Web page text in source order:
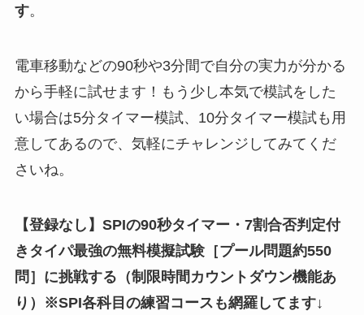
す。
電車移動などの90秒や3分間で自分の実力が分かる
から手軽に試せます！もう少し本気で模試をした
い場合は5分タイマー模試、10分タイマー模試も用
意してあるので、気軽にチャレンジしてみてくだ
さいね。
【登録なし】SPIの90秒タイマー・7割合否判定付
きタイパ最強の無料模擬試験［プール問題約550
問 ］ に挑戦する（制限時間カウントダウン機能あ
り）※SPI各科目の練習コースも網羅してます↓